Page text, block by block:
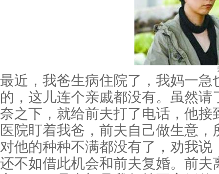
最近，我爸生病住院了，我妈一
的，这儿连个亲戚都没有。虽然
奈之下，就给前夫打了电话，他
医院盯着我爸，前夫自己做生意
对他的种种不满都没有了，劝我
还不如借此机会和前夫复婚。前